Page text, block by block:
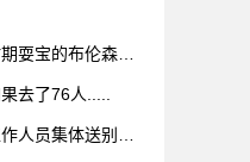
耍宝的布伦森和
去了76人.....
人员集体送别阿